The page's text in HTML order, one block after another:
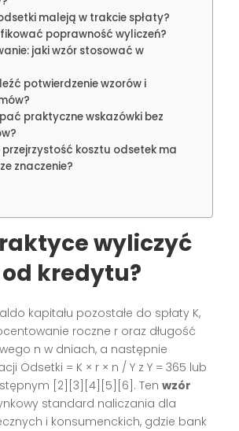
maleją w trakcie spłaty?
poprawność wyliczeń?
jaki wzór stosować w
potwierdzenie wzorów i
praktyczne wskazówki bez
kosztu odsetek ma
znaczenie?
wyliczyć
kredytu?
kapitału pozostałe do spłaty K,
roczne r oraz długość
n w dniach, a następnie
Odsetki = K × r × n / Y z Y = 365 lub
[2][3][4][5][6]. Tenwzór
standard naliczania dla
i konsumenckich, gdzie bank